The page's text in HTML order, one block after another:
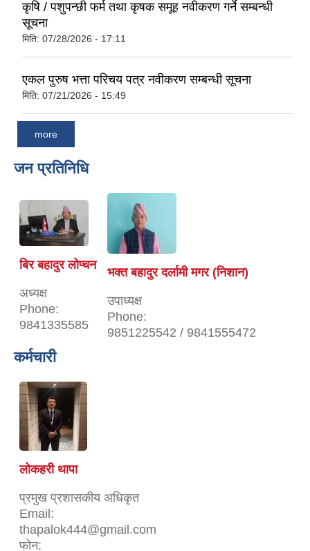
कृषि / पशुपन्छी फर्म तथा कृषक समूह नवीकरण गर्ने सम्बन्धी
सूचना
मिति: 07/28/2026 - 17:11
एकल पुरुष भत्ता परिचय पत्र नवीकरण सम्बन्धी सूचना
मिति: 07/21/2026 - 15:49
more
जन प्रतिनिधि
बिर बहादुर लोप्चन
अध्यक्ष
Phone:
9841335585
भक्त बहादुर दर्लामी मगर (निशान)
उपाध्यक्ष
Phone:
9851225542 / 9841555472
कर्मचारी
लोकहरी थापा
प्रमुख प्रशासकीय अधिकृत
Email:
thapalok444@gmail.com
फोन: